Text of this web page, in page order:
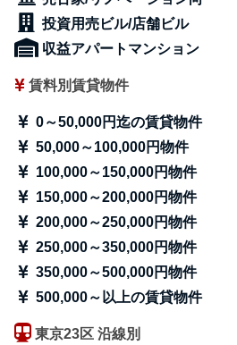
投資用売ビル/店舗ビル
収益アパートマンション
賃料別賃貸物件
0～50,000円迄の賃貸物件
50,000～100,000円物件
100,000～150,000円物件
150,000～200,000円物件
200,000～250,000円物件
250,000～350,000円物件
350,000～500,000円物件
500,000～以上の賃貸物件
東京23区 沿線別